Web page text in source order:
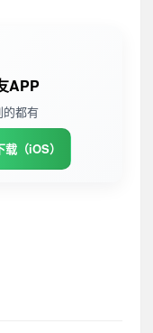
APP
的都有
载（iOS）